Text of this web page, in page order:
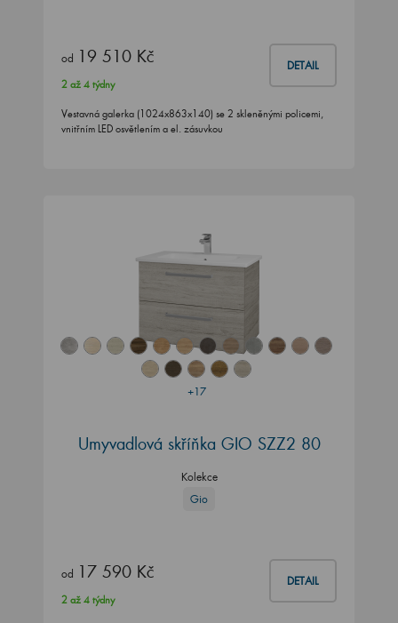
od 19 510 Kč DETAIL
2 až 4 týdny
Vestavná galerka (1024x863x140) se 2 skleněnými policemi,
vnitřním LED osvětlením a el. zásuvkou
+17
Umyvadlová skříňka GIO SZZ2 80
Kolekce
Gio
od 17 590 Kč DETAIL
2 až 4 týdny